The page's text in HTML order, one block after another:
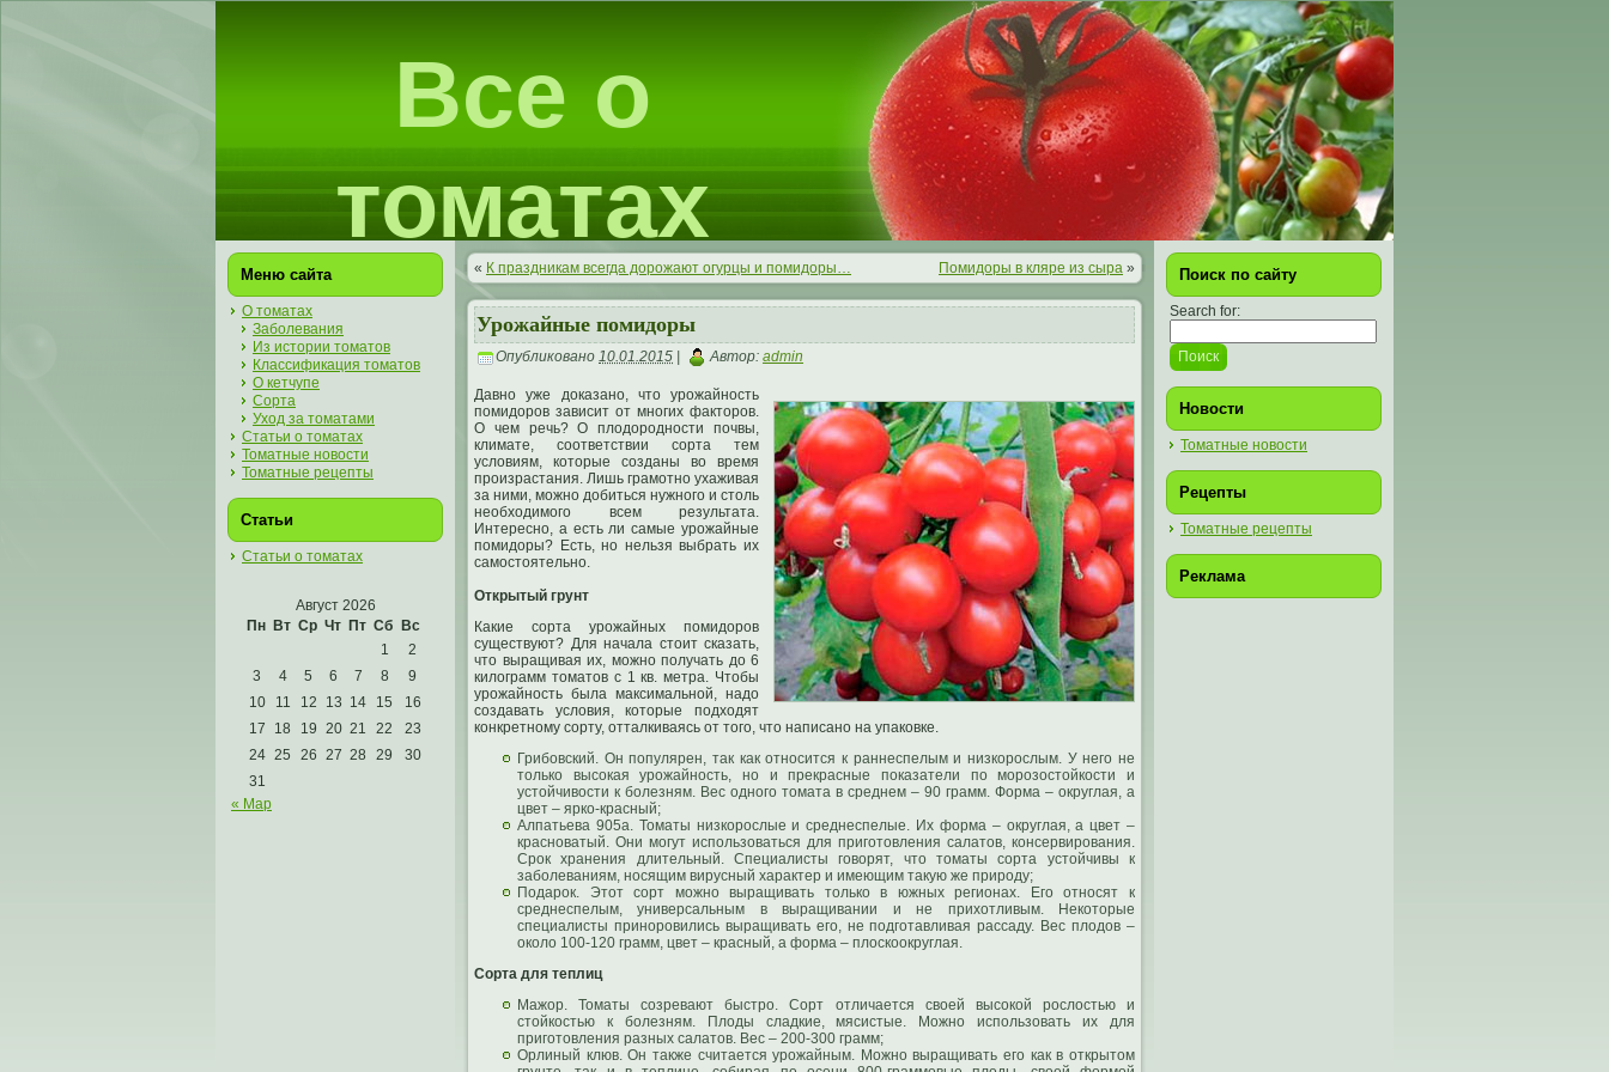
Все о
томатах
Меню сайта
О томатах
Заболевания
Из истории томатов
Классификация томатов
О кетчупе
Сорта
Уход за томатами
Статьи о томатах
Томатные новости
Томатные рецепты
Статьи
Статьи о томатах
Август 2026
Пн
Вт Ср Чт Пт Сб
Вс
1
2
3
4 5 6 7 8
9
10
11 12 13 14 15
16
17
18 19 20 21 22
23
24 25 26 27 28 29
30
31
« Мар
« К праздникам всегда дорожают огурцы и помидоры… Помидоры в кляре из сыра »
Урожайные помидоры
Опубликовано 10.01.2015 Автор: admin
Давно уже доказано, что урожайность
помидоров зависит от многих факторов.
О чем речь? О плодородности почвы,
климате, соответствии сорта тем
условиям, которые созданы во время
произрастания. Лишь грамотно ухаживая
за ними, можно добиться нужного и столь
необходимого всем результата.
Интересно, а есть ли самые урожайные
помидоры? Есть, но нельзя выбрать их
самостоятельно.
Открытый грунт
Какие сорта урожайных помидоров
существуют? Для начала стоит сказать,
что выращивая их, можно получать до 6
килограмм томатов с 1 кв. метра. Чтобы
урожайность была максимальной, надо
создавать условия, которые подходят
конкретному сорту, отталкиваясь от того, что написано на упаковке.
Грибовский. Он популярен, так как относится к раннеспелым и низкорослым. У него не
только высокая урожайность, но и прекрасные показатели по морозостойкости и
устойчивости к болезням. Вес одного томата в среднем – 90 грамм. Форма – округлая, а
цвет – ярко-красный;
Алпатьева 905а. Томаты низкорослые и среднеспелые. Их форма – округлая, а цвет –
красноватый. Они могут использоваться для приготовления салатов, консервирования.
Срок хранения длительный. Специалисты говорят, что томаты сорта устойчивы к
заболеваниям, носящим вирусный характер и имеющим такую же природу;
Подарок. Этот сорт можно выращивать только в южных регионах. Его относят к
среднеспелым, универсальным в выращивании и не прихотливым. Некоторые
специалисты приноровились выращивать его, не подготавливая рассаду. Вес плодов –
около 100-120 грамм, цвет – красный, а форма – плоскоокруглая.
Сорта для теплиц
Мажор. Томаты созревают быстро. Сорт отличается своей высокой рослостью и
стойкостью к болезням. Плоды сладкие, мясистые. Можно использовать их для
приготовления разных салатов. Вес – 200-300 грамм;
Орлиный клюв. Он также считается урожайным. Можно выращивать его как в открытом
Поиск по сайту
Search for:
Новости
Томатные новости
Рецепты
Томатные рецепты
Реклама